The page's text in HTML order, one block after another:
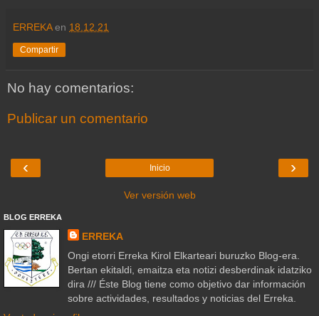
ERREKA en 18.12.21
Compartir
No hay comentarios:
Publicar un comentario
‹ ›
Inicio
Ver versión web
BLOG ERREKA
ERREKA
Ongi etorri Erreka Kirol Elkarteari buruzko Blog-era.
Bertan ekitaldi, emaitza eta notizi desberdinak idatziko
dira /// Éste Blog tiene como objetivo dar información
sobre actividades, resultados y noticias del Erreka.